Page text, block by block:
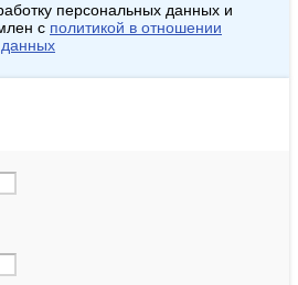
персональных данных и
с политикой в отношении